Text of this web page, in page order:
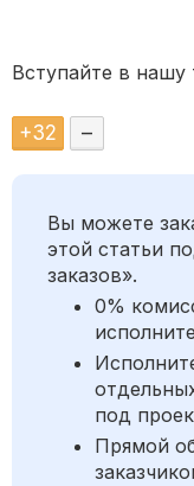
Вступайте в нашу
+32 –
Вы можете
этой статьи
заказов».
0%
под
Прямой